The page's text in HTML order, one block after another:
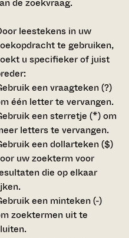
leestekens in uw
te gebruiken,
u specifieker of juist
eenvraagteken (?)
één letter te vervangen.
eensterretje (*)om
letters te vervangen.
eendollarteken ($)
uw zoekterm voor
die op elkaar
een minteken (-)
zoektermen uit te